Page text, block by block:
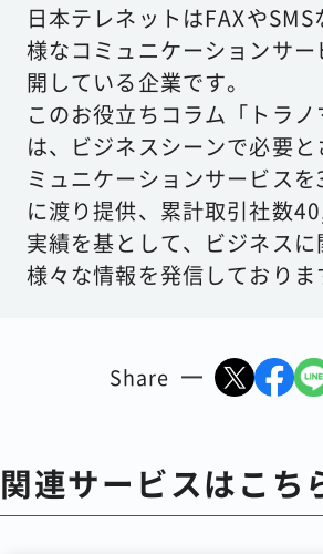
日本テレネットはFAXやSMS
様なコミュニケーションサー
開している企業です。
このお役立ちコラム「トラノ
は、ビジネスシーンで必要と
ミュニケーションサービス
に渡り提供、累計取引社数
実績を基として、ビジネスに
様々な情報を発信しておりま
Share
関連サービスはこち